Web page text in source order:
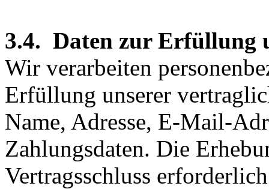
3.4. Daten zur Erfüllung
Wir verarbeiten
Erfüllung unserer
Name, Adresse, E-Mail-
Zahlungsdaten. Die
Vertragsschluss